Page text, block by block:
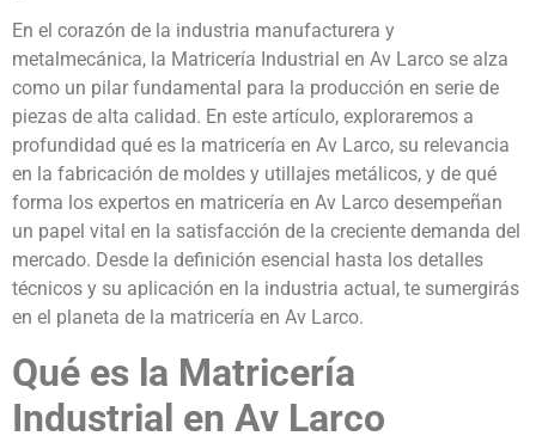
En el corazón de la industria manufacturera y
metalmecánica, la Matricería Industrial en Av Larco se alza
como un pilar fundamental para la producción en serie de
piezas de alta calidad. En este artículo, exploraremos a
profundidad qué es la matricería en Av Larco, su relevancia
en la fabricación de moldes y utillajes metálicos, y de qué
forma los expertos en matricería en Av Larco desempeñan
un papel vital en la satisfacción de la creciente demanda del
mercado. Desde la definición esencial hasta los detalles
técnicos y su aplicación en la industria actual, te sumergirás
en el planeta de la matricería en Av Larco.
Qué es la Matricería
Industrial en Av Larco